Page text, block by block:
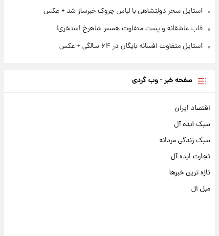
استایل سحر دولتشاهی با لباس چروک خبرساز شد + عکس
قاب عاشقانه و پست متفاوت همسر شاهرخ استخری!
استایل متفاوت افسانه بایگان در ۶۴ سالگی + عکس
صفحه خبر - وب گردی
اقتصاد ایران
سبک ایده آل
سبک زندگی مردانه
تجارت ایده آل
تازه ترین خبرها
مبل ال